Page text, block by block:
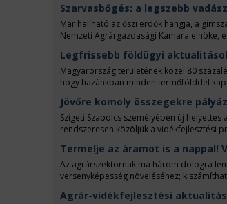
Szarvasbőgés: a legszebb
Már hallható az őszi erdők hangja, a
Nemzeti Agrárgazdasági Kamara elnöke,
Legfrissebb földügyi
Magyarország területének közel 80
hogy hazánkban minden termőfölddel
Jövőre komoly összegekre
Szigeti Szabolcs személyében új
rendszeresen közöljük a vidékfejlesztési
Termelje az áramot is a nappal!
Az agrárszektornak ma három dologra
versenyképesség növeléséhez;
Agrár-vidékfejlesztési